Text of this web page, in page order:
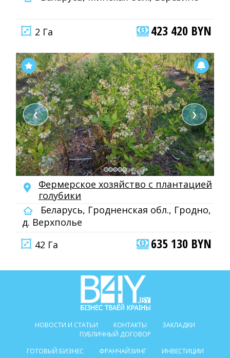
2 Га 423 420 BYN
❮ ❯
Фермерское хозяйство с плантацией
голубики
Беларусь, Гродненская обл., Гродно,
д. Верхполье
42 Га
635 130 BYN
НОВОСТИ И СТАТЬИ КОНТАКТЫ
ЗАКЛАДКИ
ПУБЛИЧНЫЙ ДОГОВОР
ГОТОВЫЙ БИЗНЕС
ФРАНЧАЙЗИНГ
ИНВЕСТИЦИИ